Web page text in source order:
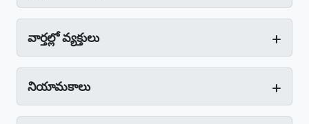
వార్తల్లో వ్యక్తులు +
నియామకాలు +